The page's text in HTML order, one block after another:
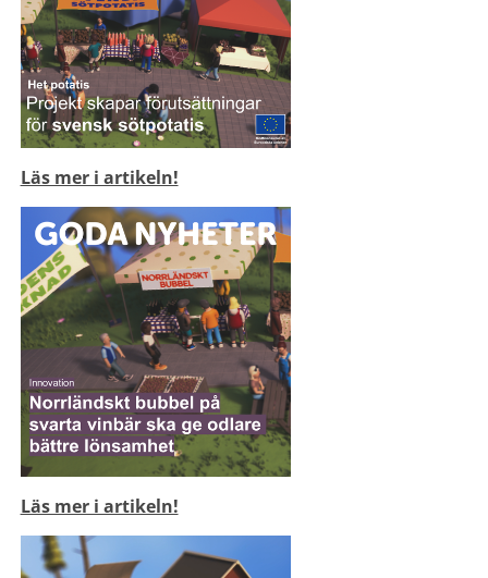
Läs mer i artikeln!
Läs mer i artikeln!